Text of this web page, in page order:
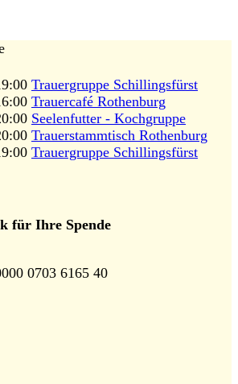
Trauergruppe Schillingsfürst
Trauercafé Rothenburg
Seelenfutter - Kochgruppe
Trauerstammtisch Rothenburg
Trauergruppe Schillingsfürst
für Ihre Spende
0703 6165 40